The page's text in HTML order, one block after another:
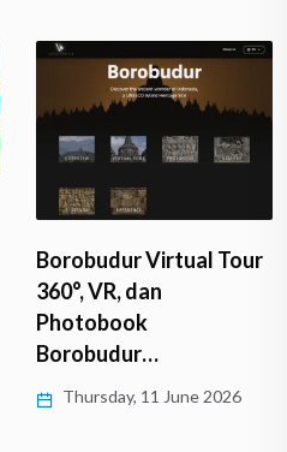
Borobudur Virtual Tour
360°, VR, dan
Photobook
Borobudur…
Thursday, 11 June 2026